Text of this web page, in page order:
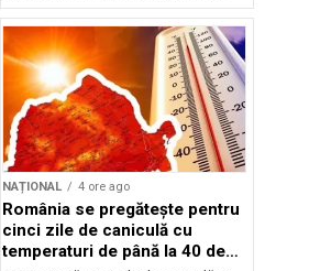
NAȚIONAL 4 ore ago
România se pregătește pentru
cinci zile de caniculă cu
temperaturi de până la 40 de